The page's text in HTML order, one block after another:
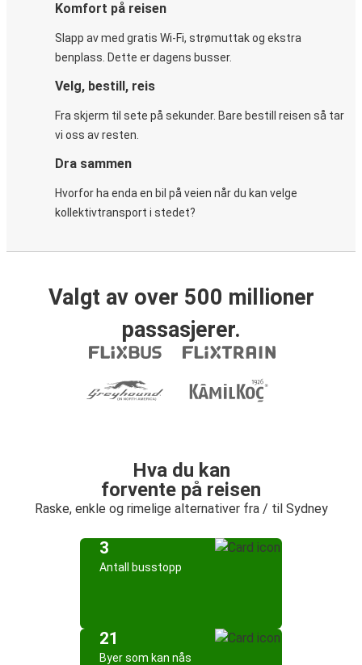
Komfort på reisen
Slapp av med gratis Wi-Fi, strømuttak og ekstra
benplass. Dette er dagens busser.
Velg, bestill, reis
Fra skjerm til sete på sekunder. Bare bestill reisen så tar
vi oss av resten.
Dra sammen
Hvorfor ha enda en bil på veien når du kan velge
kollektivtransport i stedet?
Valgt av over 500 millioner
passasjerer.
Hva du kan
forvente på reisen
Raske, enkle og rimelige alternativer fra / til Sydney
3
Antall busstopp
21
Byer som kan nås